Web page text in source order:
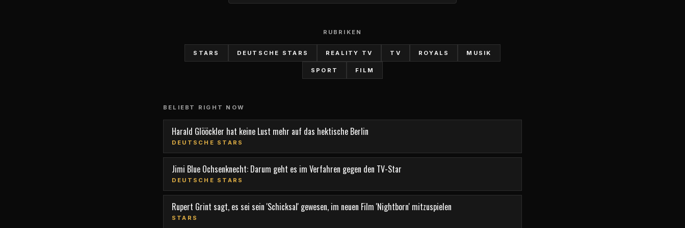
RUBRIKEN
STARS DEUTSCHE STARS REALITY TV TV ROYALS MUSIK
SPORT FILM
BELIEBT RIGHT NOW
Harald Glööckler hat keine Lust mehr auf das hektische Berlin
DEUTSCHE STARS
Jimi Blue Ochsenknecht: Darum geht es im Verfahren gegen den TV-Star
DEUTSCHE STARS
Rupert Grint sagt, es sei sein 'Schicksal' gewesen, im neuen Film 'Nightborn' mitzuspielen
STARS